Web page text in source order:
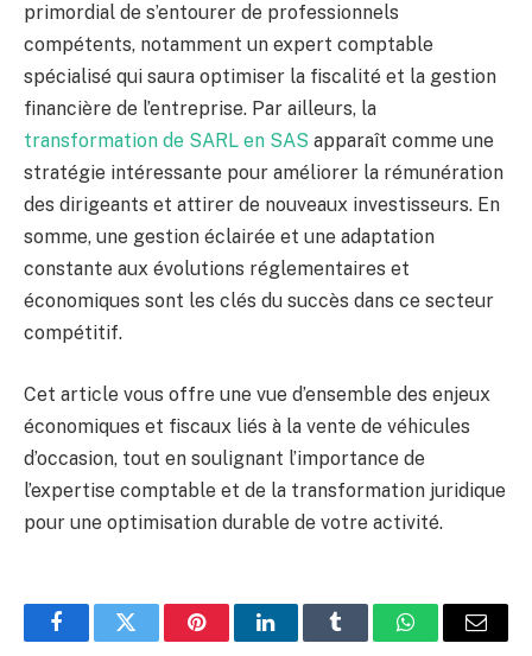
primordial de s’entourer de professionnels
compétents, notamment un expert comptable
spécialisé qui saura optimiser la fiscalité et la gestion
financière de l’entreprise. Par ailleurs, la
transformation de SARL en SAS apparaît comme une
stratégie intéressante pour améliorer la rémunération
des dirigeants et attirer de nouveaux investisseurs. En
somme, une gestion éclairée et une adaptation
constante aux évolutions réglementaires et
économiques sont les clés du succès dans ce secteur
compétitif.
Cet article vous offre une vue d’ensemble des enjeux
économiques et fiscaux liés à la vente de véhicules
d’occasion, tout en soulignant l’importance de
l’expertise comptable et de la transformation juridique
pour une optimisation durable de votre activité.
FacebookTwitter PinterestLinkedInTumblr WhatsApp
E-